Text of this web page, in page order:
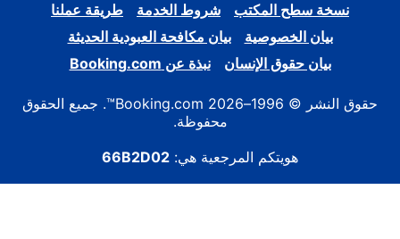
نسخة سطح المكتب شروط الخدمة
طريقة عملنا
بيان الخصوصية
بيان مكافحة العبودية الحديثة
بيان حقوق الإنسان
نبذة عن Booking.com
حقوق النشر © 1996–2026 Booking.com™. جميع الحقوق
محفوظة.
هويتكم المرجعية هي: 66B2D02